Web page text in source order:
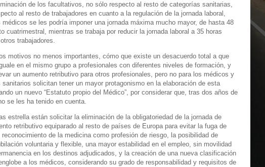
de los facultativos, no sólo respecto al resto de categorías sanitarias,
al resto de trabajadores en cuanto a la regulación de la jornada laboral,
médicos se les podría imponer una jornada máxima mucho mayor, de hasta 48
cuatrimestral, mientras se trabaja por reducir la jornada laboral a 35 horas
trabajadores.
motivos no menos importantes, cómo que existe un desacuerdo total a que
en el mismo grupo a profesionales con diferentes niveles de formación, y
un aumento retributivo para otros profesionales, pero no para los médicos y
solicitan tener un mayor protagonismo en la elaboración de esta
un nuevo “Estatuto propio del Médico”, por considerar que, tras dos años de
se les ha tenido en cuenta.
estrella están solicitar la eliminación de la obligatoriedad de la jornada de
retributivo equiparado al resto de países de Europa para evitar la fuga de
reconocimiento de la medicina como profesión de riesgo, la posibilidad de
voluntaria y flexible, una mayor estabilidad en el empleo, sin movilidad
en los destinos adjudicados, y la creación de una nueva clasificación
a los médicos, considerando su grado de responsabilidad y requisitos de